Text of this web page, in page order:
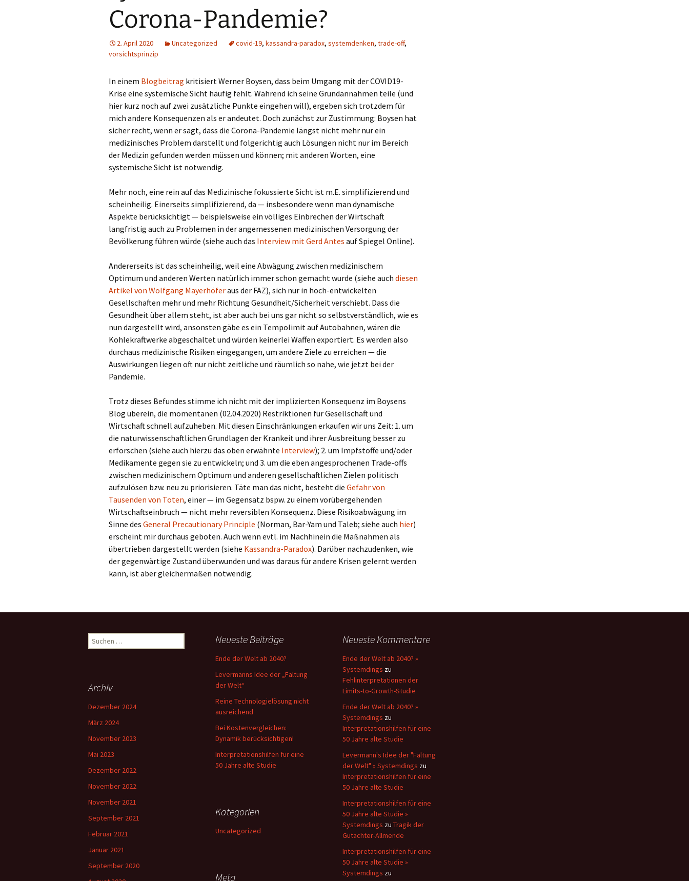
Corona-Pandemie?
2. April 2020 Uncategorized covid-19, kassandra-paradox, systemdenken, trade-off,
vorsichtsprinzip
In einem Blogbeitrag kritisiert Werner Boysen, dass beim Umgang mit der COVID19-
Krise eine systemische Sicht häufig fehlt. Während ich seine Grundannahmen teile (und
hier kurz noch auf zwei zusätzliche Punkte eingehen will), ergeben sich trotzdem für
mich andere Konsequenzen als er andeutet. Doch zunächst zur Zustimmung: Boysen hat
sicher recht, wenn er sagt, dass die Corona-Pandemie längst nicht mehr nur ein
medizinisches Problem darstellt und folgerichtig auch Lösungen nicht nur im Bereich
der Medizin gefunden werden müssen und können; mit anderen Worten, eine
systemische Sicht ist notwendig.
Mehr noch, eine rein auf das Medizinische fokussierte Sicht ist m.E. simplifizierend und
scheinheilig. Einerseits simplifizierend, da — insbesondere wenn man dynamische
Aspekte berücksichtigt — beispielsweise ein völliges Einbrechen der Wirtschaft
langfristig auch zu Problemen in der angemessenen medizinischen Versorgung der
Bevölkerung führen würde (siehe auch das Interview mit Gerd Antes auf Spiegel Online).
Andererseits ist das scheinheilig, weil eine Abwägung zwischen medizinischem
Optimum und anderen Werten natürlich immer schon gemacht wurde (siehe auch diesen
Artikel von Wolfgang Mayerhöferaus der FAZ), sich nur in hoch-entwickelten
Gesellschaften mehr und mehr Richtung Gesundheit/Sicherheit verschiebt. Dass die
Gesundheit über allem steht, ist aber auch bei uns gar nicht so selbstverständlich, wie es
nun dargestellt wird, ansonsten gäbe es ein Tempolimit auf Autobahnen, wären die
Kohlekraftwerke abgeschaltet und würden keinerlei Waffen exportiert. Es werden also
durchaus medizinische Risiken eingegangen, um andere Ziele zu erreichen — die
Auswirkungen liegen oft nur nicht zeitliche und räumlich so nahe, wie jetzt bei der
Pandemie.
Trotz dieses Befundes stimme ich nicht mit der implizierten Konsequenz im Boysens
Blog überein, die momentanen (02.04.2020) Restriktionen für Gesellschaft und
Wirtschaft schnell aufzuheben. Mit diesen Einschränkungen erkaufen wir uns Zeit: 1. um
die naturwissenschaftlichen Grundlagen der Krankeit und ihrer Ausbreitung besser zu
erforschen (siehe auch hierzu das oben erwähnte Interview); 2. um Impfstoffe und/oder
Medikamente gegen sie zu entwickeln; und 3. um die eben angesprochenen Trade-offs
zwischen medizinischem Optimum und anderen gesellschaftlichen Zielen politisch
aufzulösen bzw. neu zu priorisieren. Täte man das nicht, besteht die Gefahr von
Tausenden von Toten, einer — im Gegensatz bspw. zu einem vorübergehenden
Wirtschaftseinbruch — nicht mehr reversiblen Konsequenz. Diese Risikoabwägung im
Sinne des General Precautionary Principle (Norman, Bar-Yam und Taleb; siehe auch hier)
erscheint mir durchaus geboten. Auch wenn evtl. im Nachhinein die Maßnahmen als
übertrieben dargestellt werden (siehe Kassandra-Paradox). Darüber nachzudenken, wie
der gegenwärtige Zustand überwunden und was daraus für andere Krisen gelernt werden
kann, ist aber gleichermaßen notwendig.
Suchen
nach:
Neueste Beiträge
Ende der Welt ab 2040?
Levermanns Idee der „Faltung
der Welt“
Reine Technologielösung nicht
ausreichend
Bei Kostenvergleichen:
Dynamik berücksichtigen!
Interpretationshilfen für eine
50 Jahre alte Studie
Neueste Kommentare
Ende der Welt ab 2040? »
Systemdings zu
Fehlinterpretationen der
Limits-to-Growth-Studie
Ende der Welt ab 2040? »
Systemdings zu
Interpretationshilfen für eine
50 Jahre alte Studie
Levermann's Idee der "Faltung
der Welt" » Systemdings zu
Interpretationshilfen für eine
50 Jahre alte Studie
Interpretationshilfen für eine
50 Jahre alte Studie »
Systemdings zu Tragik der
Gutachter-Allmende
Interpretationshilfen für eine
50 Jahre alte Studie »
Systemdings zu
Archiv
Dezember 2024
März 2024
November 2023
Mai 2023
Dezember 2022
November 2022
November 2021
September 2021
Februar 2021
Januar 2021
September 2020
Kategorien
Uncategorized
Meta